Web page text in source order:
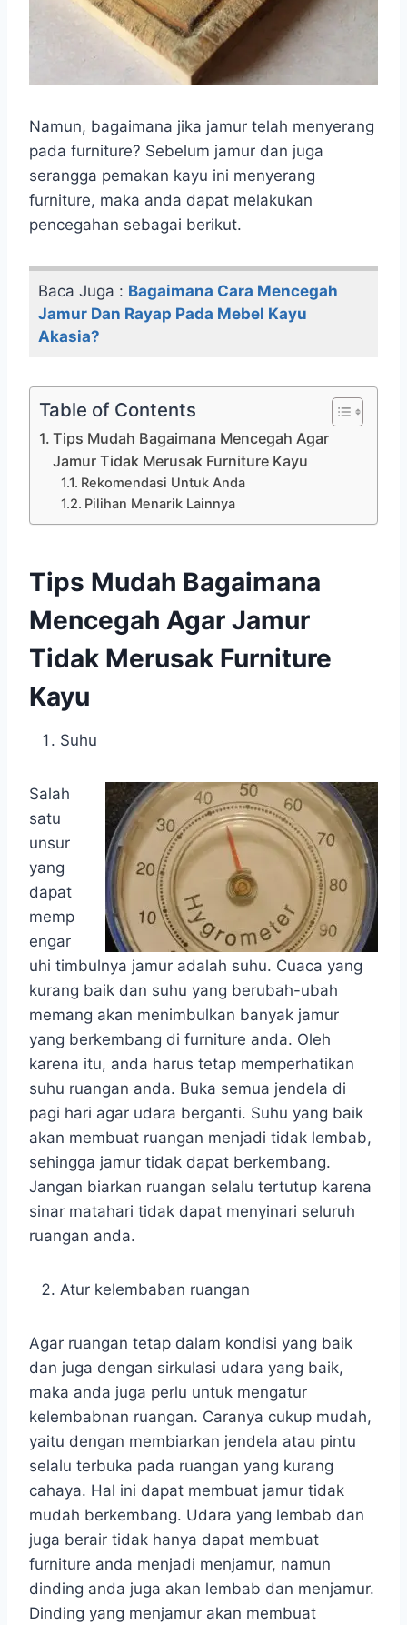
Namun, bagaimana jika jamur telah menyerang
pada furniture? Sebelum jamur dan juga
serangga pemakan kayu ini menyerang
furniture, maka anda dapat melakukan
pencegahan sebagai berikut.
Baca Juga : Bagaimana Cara Mencegah
Jamur Dan Rayap Pada Mebel Kayu
Akasia?
Table of Contents
Tips Mudah Bagaimana Mencegah Agar
Jamur Tidak Merusak Furniture Kayu
Rekomendasi Untuk Anda
Pilihan Menarik Lainnya
Tips Mudah Bagaimana
Mencegah Agar Jamur
Tidak Merusak Furniture
Kayu
Suhu
Salah
satu
unsur
yang
dapat
memp
engar
uhi timbulnya jamur adalah suhu. Cuaca yang
kurang baik dan suhu yang berubah-ubah
memang akan menimbulkan banyak jamur
yang berkembang di furniture anda. Oleh
karena itu, anda harus tetap memperhatikan
suhu ruangan anda. Buka semua jendela di
pagi hari agar udara berganti. Suhu yang baik
akan membuat ruangan menjadi tidak lembab,
sehingga jamur tidak dapat berkembang.
Jangan biarkan ruangan selalu tertutup karena
sinar matahari tidak dapat menyinari seluruh
ruangan anda.
Atur kelembaban ruangan
Agar ruangan tetap dalam kondisi yang baik
dan juga dengan sirkulasi udara yang baik,
maka anda juga perlu untuk mengatur
kelembabnan ruangan. Caranya cukup mudah,
yaitu dengan membiarkan jendela atau pintu
selalu terbuka pada ruangan yang kurang
cahaya. Hal ini dapat membuat jamur tidak
mudah berkembang. Udara yang lembab dan
juga berair tidak hanya dapat membuat
furniture anda menjadi menjamur, namun
dinding anda juga akan lembab dan menjamur.
Dinding yang menjamur akan membuat